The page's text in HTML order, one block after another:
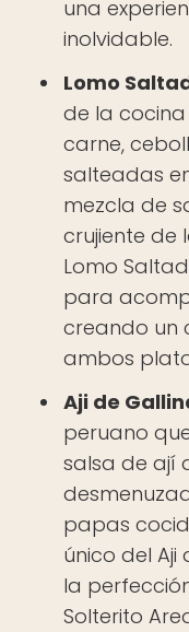
una
inolvidable.
Lomo
de la
carne,
salteadas
mezcla de
crujiente de
Lomo
para
creando un
ambos
Aji de
peruano
salsa de ají
papas
único del
la
Solterito